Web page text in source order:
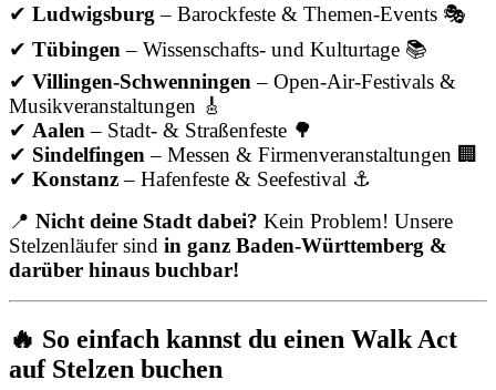
✔ Ludwigsburg– Barockfeste & Themen-Events 🎭
✔ Tübingen– Wissenschafts- und Kulturtage 📚
✔ Villingen-Schwenningen– Open-Air-Festivals &
Musikveranstaltungen 🎸
✔ Aalen– Stadt- & Straßenfeste 🌳
✔ Sindelfingen– Messen & Firmenveranstaltungen 🏢
✔ Konstanz– Hafenfeste & Seefestival ⚓
📍 Nicht deine Stadt dabei? Kein Problem! Unsere
Stelzenläufer sind in ganz Baden-Württemberg &
darüber hinaus buchbar!
🔥 So einfach kannst du einen Walk Act
auf Stelzen buchen